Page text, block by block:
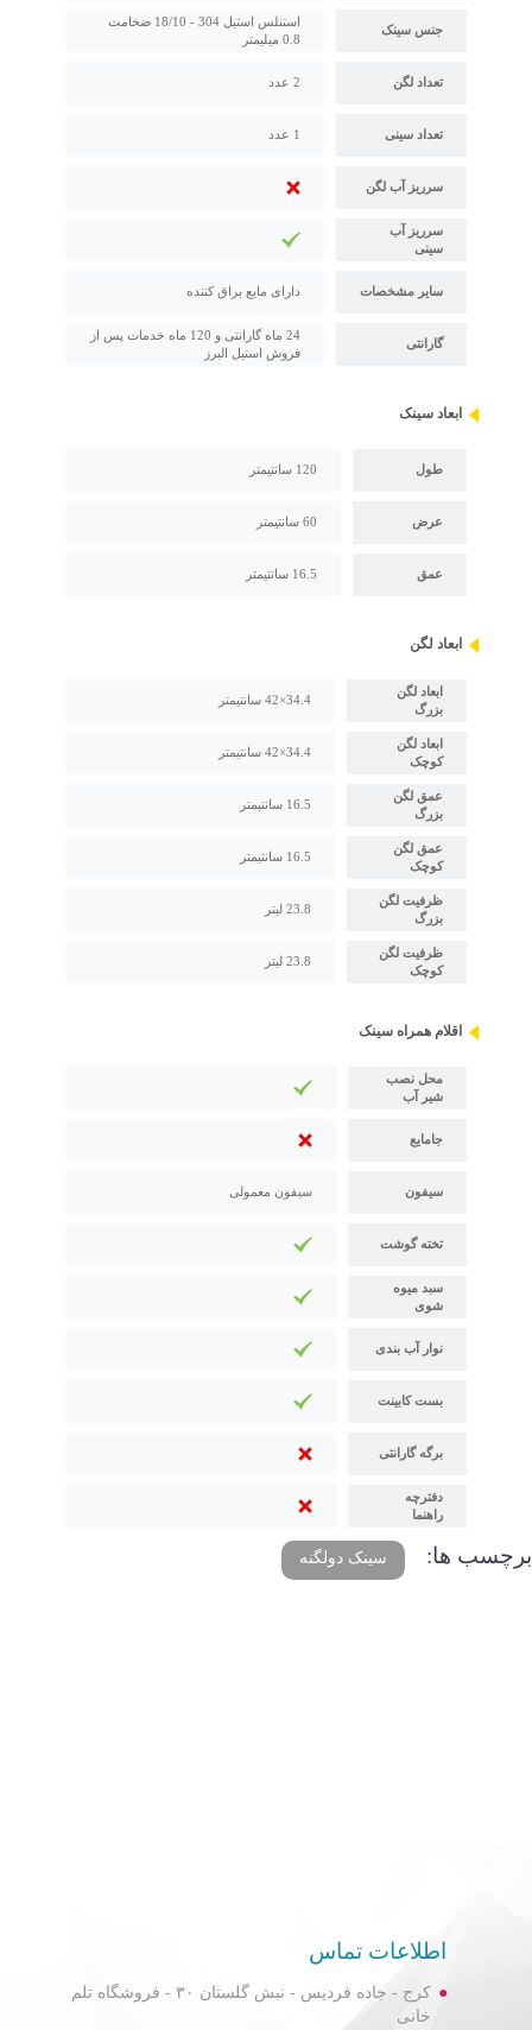
جنس سینک
استنلس استیل 304 - 18/10 ضخامت
0.8 میلیمتر
تعداد لگن 2 عدد
تعداد سینی 1 عدد
سرریز آب لگن
سرریز آب
سینی
سایر مشخصات دارای مایع براق کننده
گارانتی
24 ماه گارانتی و 120 ماه خدمات پس از
فروش استیل البرز
ابعاد سینک
طول 120 سانتیمتر
عرض 60 سانتیمتر
عمق 16.5 سانتیمتر
ابعاد لگن
ابعاد لگن
بزرگ
34.4×42 سانتیمتر
ابعاد لگن
کوچک
34.4×42 سانتیمتر
عمق لگن
بزرگ
16.5 سانتیمتر
عمق لگن
کوچک
16.5 سانتیمتر
ظرفیت لگن
بزرگ
23.8 لیتر
ظرفیت لگن
کوچک
23.8 لیتر
اقلام همراه سینک
محل نصب
شیر آب
جامایع
سیفون سیفون معمولی
تخته گوشت
سبد میوه
شوی
نوار آب بندی
بست کابینت
برگه گارانتی
دفترچه
راهنما
برچسب ها: سینک دولگنه
اطلاعات تماس
کرج - جاده فردیس - نبش گلستان ۳۰ - فروشگاه تلم
خانی